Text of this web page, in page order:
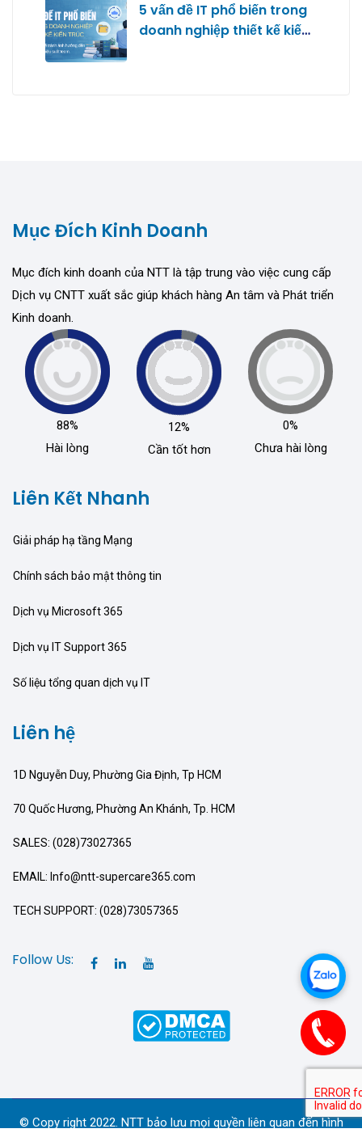
5 vấn đề IT phổ biến trong
doanh nghiệp thiết kế kiến
Mục Đích Kinh Doanh
Mục đích kinh doanh của NTT là tập trung vào việc cung cấp
Dịch vụ CNTT xuất sắc giúp khách hàng An tâm và Phát triển
Kinh doanh.
88%
Hài lòng
12%
Cần tốt hơn
0%
Chưa hài lòng
Liên Kết Nhanh
Giải pháp hạ tầng Mạng
Chính sách bảo mật thông tin
Dịch vụ Microsoft 365
Dịch vụ IT Support 365
Số liệu tổng quan dịch vụ IT
Liên hệ
1D Nguyễn Duy, Phường Gia Định, Tp HCM
70 Quốc Hương, Phường An Khánh, Tp. HCM
SALES: (028)73027365
EMAIL: Info@ntt-supercare365.com
TECH SUPPORT: (028)73057365
Follow Us:
© Copy right 2022. NTT bảo lưu mọi quyền liên quan đến hình